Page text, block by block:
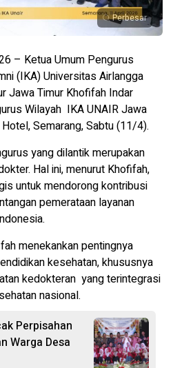
Perbesar
– Ketua Umum Pengurus
(IKA) Universitas Airlangga
Jawa Timur Khofifah Indar
Wilayah IKA UNAIR Jawa
Semarang, Sabtu (11/4).
yang dilantik merupakan
Hal ini, menurut Khofifah,
untuk mendorong kontribusi
pemerataan layanan
menekankan pentingnya
kesehatan, khususnya
kedokteran yang terintegrasi
nasional.
Perpisahan
Warga Desa